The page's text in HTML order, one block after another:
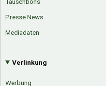
Presse News
Mediadaten
Verlinkung
Werbung